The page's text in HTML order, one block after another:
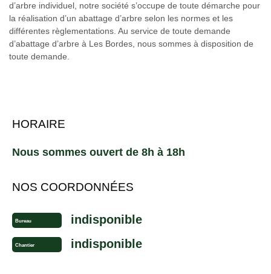
d’arbre individuel, notre société s’occupe de toute démarche pour
la réalisation d’un abattage d’arbre selon les normes et les
différentes règlementations. Au service de toute demande
d’abattage d’arbre à Les Bordes, nous sommes à disposition de
toute demande.
HORAIRE
Nous sommes ouvert de 8h à 18h
NOS COORDONNÉES
Bureau indisponible
Chantier indisponible